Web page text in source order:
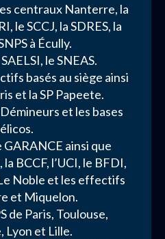
centraux Nanterre, la
le SCCJ, la SDRES, la
à Écully.
le SNEAS.
basés au siège ainsi
et la SP Papeete.
et les bases
GARANCE ainsi que
la BCCF, l’UCI, le BFDI,
Noble et les effectifs
et Miquelon.
de Paris, Toulouse,
Lyon et Lille.